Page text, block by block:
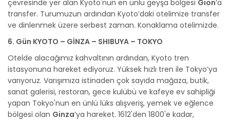
çevresinde yer alan Kyoto'nun en ünlü geyşa bölgesi Gion’a
transfer. Turumuzun ardından Kyoto’daki otelimize transfer
ve dinlenmek üzere serbest zaman. Konaklama otelimizde.
6. Gün KYOTO – GİNZA – SHIBUYA – TOKYO
Otelde alacağımız kahvaltının ardından, Kyoto tren
istasyonuna hareket ediyoruz. Yüksek hızlı tren ile Tokyo’ya
varıyoruz. Varışımıza istinaden çok sayıda mağaza, butik,
sanat galerisi, restoran, gece kulübü ve kafeye ev sahipliği
yapan Tokyo'nun en ünlü lüks alışveriş, yemek ve eğlence
bölgesi olan Ginza’ya hareket. 1612'den 1800'e kadar,